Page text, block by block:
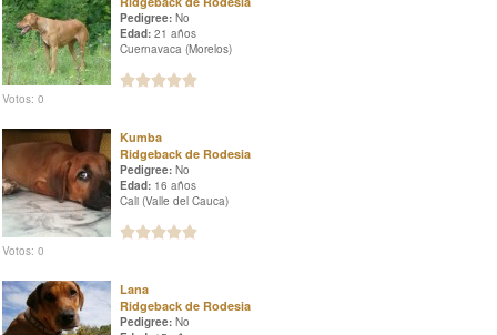
Pedigree: No
Edad: 21 años
Cuernavaca (Morelos)
Votos: 0
Kumba
Ridgeback de Rodesia
Pedigree: No
Edad: 16 años
Cali (Valle del Cauca)
Votos: 0
Lana
Ridgeback de Rodesia
Pedigree: No